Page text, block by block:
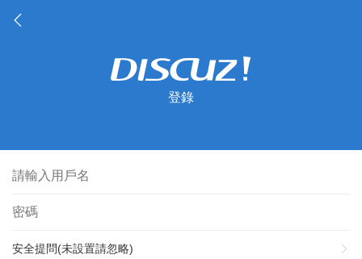
登錄
安全提問(未設置請忽略)